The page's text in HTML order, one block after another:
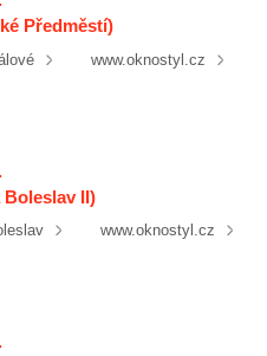
Předměstí)
www.oknostyl.cz
Boleslav II)
www.oknostyl.cz